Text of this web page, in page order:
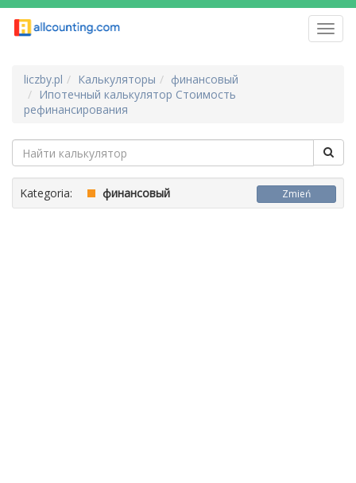
liczby.pl Калькуляторы
финансовый
Ипотечный калькулятор Стоимость
рефинансирования
Kategoria: финансовый Zmień